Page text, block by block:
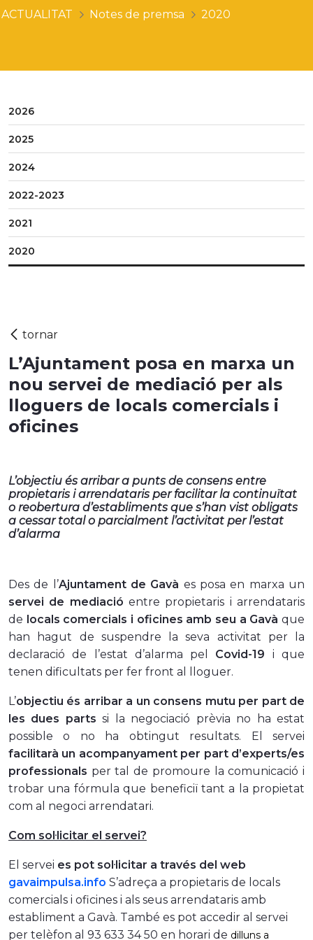
ACTUALITAT Notes de premsa 2020
2026
2025
2024
2022-2023
2021
2020
L’Ajuntament posa en marxa un
nou servei de mediació per als
lloguers de locals comercials i
oficines
L’objectiu és arribar a punts de consens entre
propietaris i arrendataris per facilitar la continuïtat
o reobertura d’establiments que s’han vist obligats
a cessar total o parcialment l’activitat per l’estat
d’alarma
Des de l’Ajuntament de Gavà es posa en marxa un
servei de mediació entre propietaris i arrendataris
de locals comercials i oficines amb seu a Gavà que
han hagut de suspendre la seva activitat per la
declaració de l’estat d’alarma pel Covid-19 i que
tenen dificultats per fer front al lloguer.
L’objectiu és arribar a un consens mutu per part de
les dues parts si la negociació prèvia no ha estat
possible o no ha obtingut resultats. El servei
facilitarà un acompanyament per part d’experts/es
professionals per tal de promoure la comunicació i
trobar una fórmula que beneficiï tant a la propietat
com al negoci arrendatari.
Com sol·licitar el servei?
El servei es pot sol·licitar a través del web
gavaimpulsa.info S’adreça a propietaris de locals
comercials i oficines i als seus arrendataris amb
establiment a Gavà. També es pot accedir al servei
per telèfon al 93 633 34 50 en horari de dilluns a